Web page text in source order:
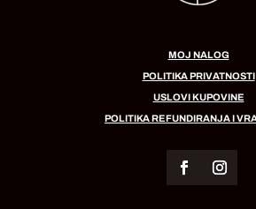
MOJ NALOG
POLITIKA PRIVATNOSTI
USLOVI KUPOVINE
POLITIKA REFUNDIRANJA I